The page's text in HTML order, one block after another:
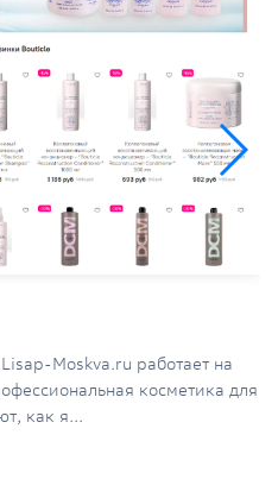
Moskva.ru работает на
косметика для
как я...